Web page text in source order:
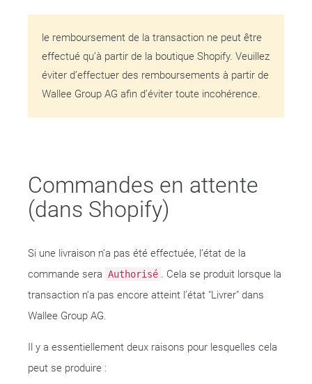
le remboursement de la transaction ne peut être
effectué qu’à partir de la boutique Shopify. Veuillez
éviter d’effectuer des remboursements à partir de
Wallee Group AG afin d’éviter toute incohérence.
Commandes en attente
(dans Shopify)
Si une livraison n’a pas été effectuée, l’état de la
commande sera Authorisé . Cela se produit lorsque la
transaction n’a pas encore atteint l’état "Livrer" dans
Wallee Group AG.
Il y a essentiellement deux raisons pour lesquelles cela
peut se produire :